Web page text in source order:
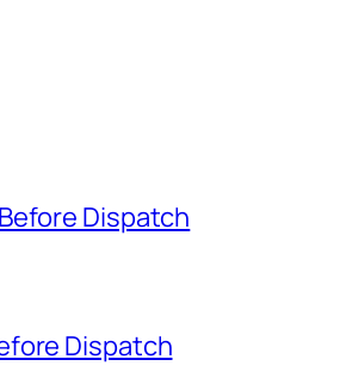
Dispatch
Dispatch